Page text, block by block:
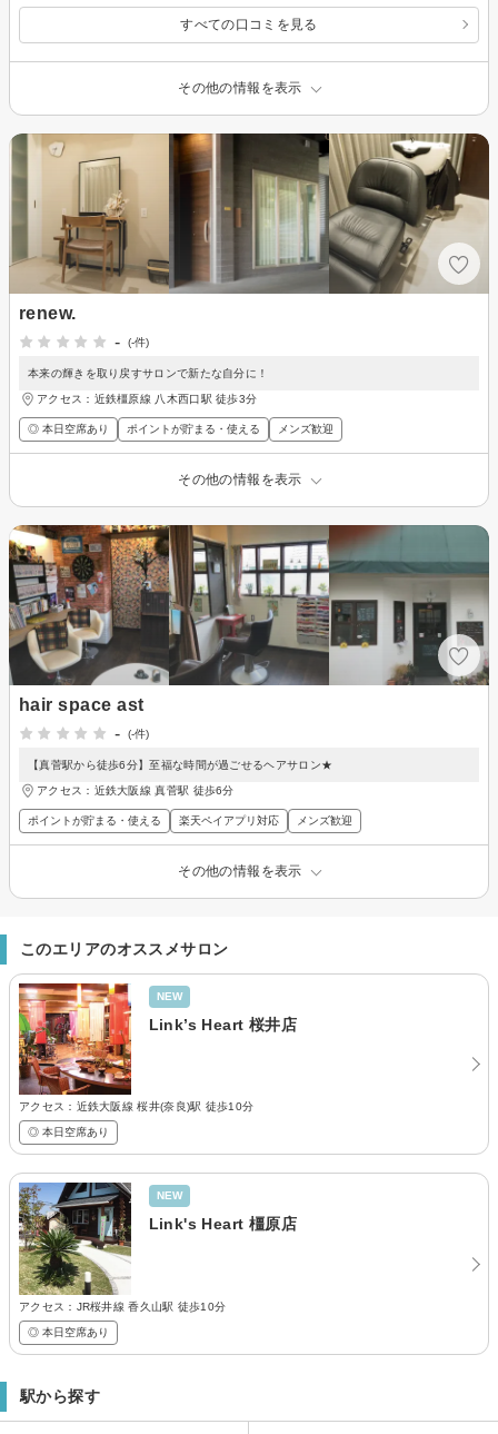
すべての口コミを見る
その他の情報を表示
renew.
-
(-件)
本来の輝きを取り戻すサロンで新たな自分に！
アクセス：近鉄橿原線 八木西口駅 徒歩3分
◎ 本日空席あり ポイントが貯まる・使える メンズ歓迎
その他の情報を表示
hair space ast
-
(-件)
【真菅駅から徒歩6分】至福な時間が過ごせるヘアサロン★
アクセス：近鉄大阪線 真菅駅 徒歩6分
ポイントが貯まる・使える 楽天ペイアプリ対応 メンズ歓迎
その他の情報を表示
このエリアのオススメサロン
NEW
Link’s Heart 桜井店
アクセス：近鉄大阪線 桜井(奈良)駅 徒歩10分
◎ 本日空席あり
NEW
Link's Heart 橿原店
アクセス：JR桜井線 香久山駅 徒歩10分
◎ 本日空席あり
駅から探す